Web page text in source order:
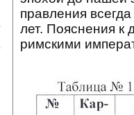
правления
лет. Пояснения к
римскими